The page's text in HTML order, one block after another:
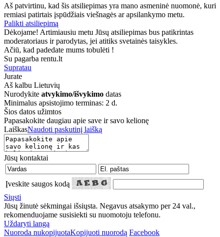
Aš patvirtinu, kad šis atsiliepimas yra mano asmeninė nuomonė, kuri
remiasi patirtais įspūdžiais viešnagės ar apsilankymo metu.
Palikti atsiliepimą
Dėkojame! Artimiausiu metu Jūsų atsiliepimas bus patikrintas
moderatoriaus ir parodytas, jei atitiks svetainės taisykles.
Ačiū, kad padedate mums tobulėti !
Su pagarba rentu.lt
Supratau
Jurate
Aš kalbu Lietuvių
Nurodykite atvykimo/išvykimo datas
Minimalus apsistojimo terminas: 2 d.
Šios datos užimtos
Papasakokite daugiau apie save ir savo kelionę
LaiškasNaudoti paskutinį laišką
Jūsų kontaktai
Įveskite saugos kodą
Siųsti
Jūsų žinutė sėkmingai išsiųsta. Negavus atsakymo per 24 val.,
rekomenduojame susisiekti su nuomotoju telefonu.
Uždaryti langą
Nuoroda nukopijuotaKopijuoti nuorodą Facebook